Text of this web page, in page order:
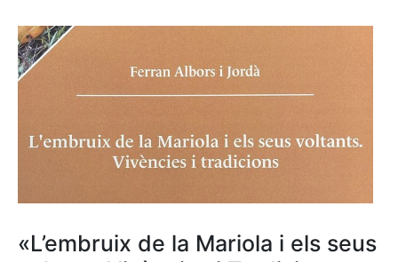
«L’embruix de la Mariola i els seus